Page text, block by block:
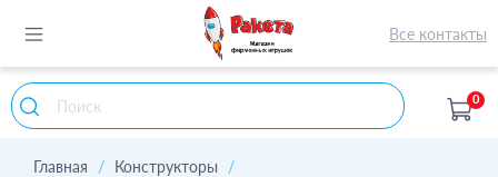
Все контакты
0
Главная
Конструкторы